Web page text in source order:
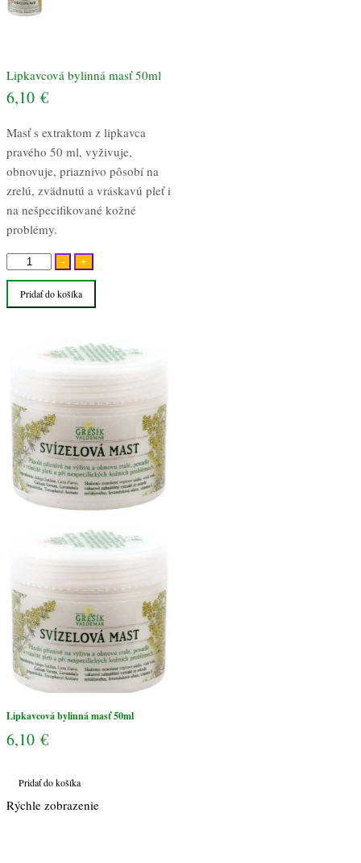
Lipkavcová bylinná masť 50ml
6,10 €
Masť s extraktom z lipkavca
pravého 50 ml, vyživuje,
obnovuje, priaznivo pôsobí na
zrelú, zvädnutú a vráskavú pleť i
na nešpecifikované kožné
problémy.
-
množstvo
Lipkavcová
bylinná
+
Pridať do košíka
Lipkavcová bylinná masť 50ml
6,10 €
Pridať do košíka
Rýchle zobrazenie